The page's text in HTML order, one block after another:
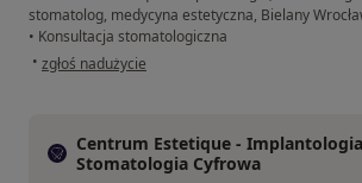
stomatolog, medycyna estetyczna, Bielany
• Konsultacja stomatologiczna
• w opinii użytkownika ES
zgłoś nadużycie
Centrum Estetique -
Stomatologia Cyfrowa